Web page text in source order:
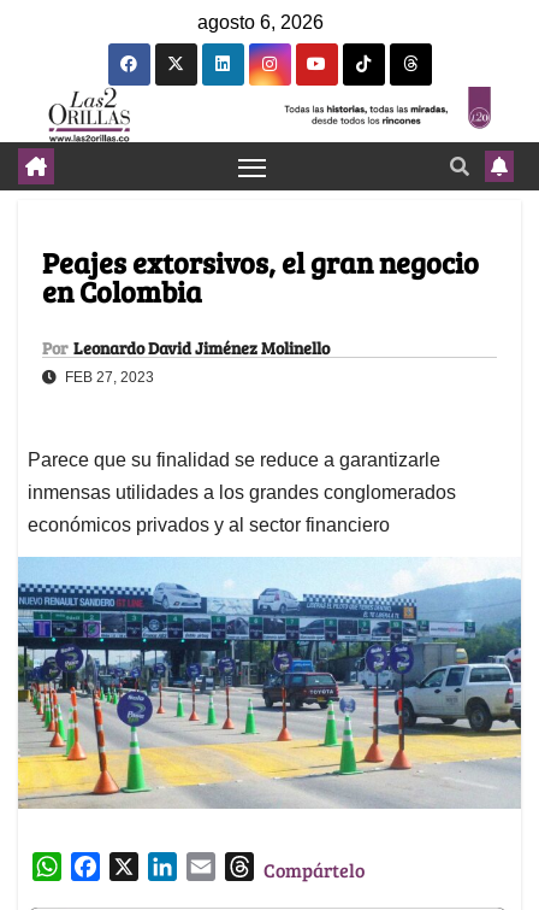
agosto 6, 2026
Peajes extorsivos, el gran negocio
en Colombia
Por Leonardo David Jiménez Molinello
FEB 27, 2023
Parece que su finalidad se reduce a garantizarle
inmensas utilidades a los grandes conglomerados
económicos privados y al sector financiero
W
TCompártelo